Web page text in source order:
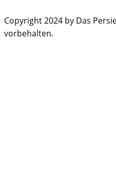
Copyright 2024 by Das
vorbehalten.